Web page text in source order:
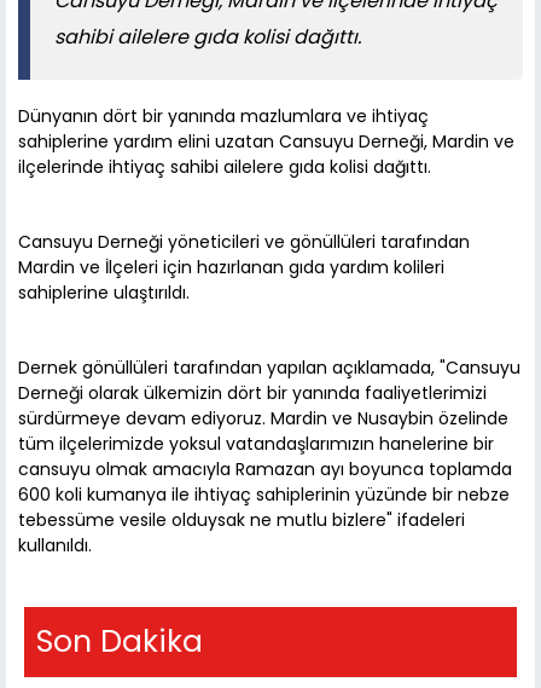
sahibi ailelere gıda kolisi dağıttı.
Dünyanın dört bir yanında mazlumlara ve ihtiyaç
sahiplerine yardım elini uzatan Cansuyu Derneği, Mardin ve
ilçelerinde ihtiyaç sahibi ailelere gıda kolisi dağıttı.
Cansuyu Derneği yöneticileri ve gönüllüleri tarafından
Mardin ve İlçeleri için hazırlanan gıda yardım kolileri
sahiplerine ulaştırıldı.
Dernek gönüllüleri tarafından yapılan açıklamada, "Cansuyu
Derneği olarak ülkemizin dört bir yanında faaliyetlerimizi
sürdürmeye devam ediyoruz. Mardin ve Nusaybin özelinde
tüm ilçelerimizde yoksul vatandaşlarımızın hanelerine bir
cansuyu olmak amacıyla Ramazan ayı boyunca toplamda
600 koli kumanya ile ihtiyaç sahiplerinin yüzünde bir nebze
tebessüme vesile olduysak ne mutlu bizlere" ifadeleri
kullanıldı.
Son Dakika